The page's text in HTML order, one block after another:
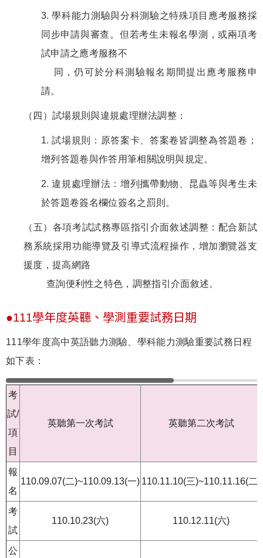
3. 學科能力測驗與分科測驗之特殊項目應考服務採
同步申請與審查。但若考生未報名學測，或兩項考
試申請之應考服務不
同，仍可於分科測驗報名期間提出應考服務申
請。
（四）試場規則與違規處理辦法調整：
1. 試場規則：原答案卡、答案卷皆調整為答題卷；
增列答題卷與作答用筆相關說明與規定。
2. 違規處理辦法：增列攜帶動物、昆蟲等與考生未
於答題卷簽名欄位簽名之罰則。
（五）各項考試試務專區指引介面敘述調整：配合新試
務系統採用功能導覽及引導式流程操作，增加瀏覽器支
援度，提高網路
查詢便利性之特色，調整指引介面敘述。
●111學年度英聽、學測重要試務日期
111學年度高中英語聽力測驗、學科能力測驗重要試務日程
如下表：
考
試/
項
目
英聽第一次考試 英聽第二次考試
報
名
110.09.07(二)~110.09.13(一) 110.11.10(三)~110.11.16(二)
考
試
110.10.23(六) 110.12.11(六)
公